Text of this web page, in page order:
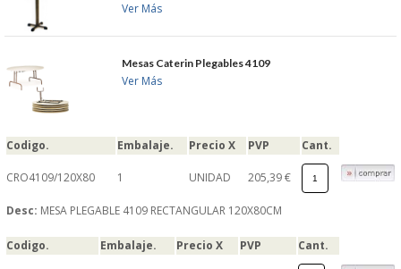
Ver Más
Mesas Caterin Plegables 4109
Ver Más
Codigo. Embalaje. Precio X PVP Cant.
CRO4109/120X80 1 UNIDAD 205,39 €
Desc: MESA PLEGABLE 4109 RECTANGULAR 120X80CM
Codigo. Embalaje. Precio X PVP Cant.